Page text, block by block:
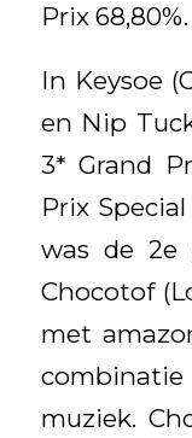
Prix 68,80%.
In Keysoe
en Nip
3* Grand
Prix
was de 2e
Chocotof
met
muziek.